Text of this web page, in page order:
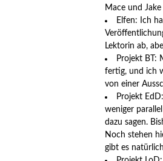
Mace und
Elfen: Ich
Lektorin ab,
Projekt BT:
fertig, und ich
von einer
Projekt
weniger
dazu sagen.
Noch stehen
gibt es